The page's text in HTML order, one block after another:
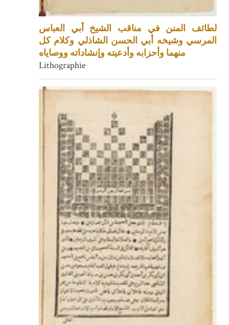
لطائف المنن في مناقب الشيخ أبي العباس
المرسي وشيخه أبي الحسن الشاذلي وكلام كل
منهما وأحزابه وأدعيته وإنشاداته ووصاياه
Lithographie